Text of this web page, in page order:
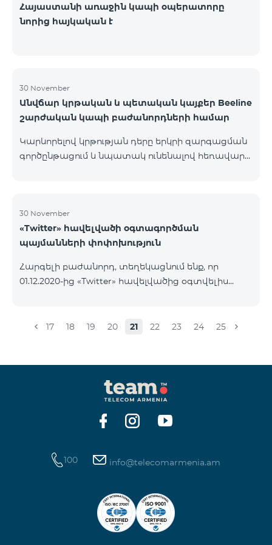
Հայաստանի առաջին կապի օպերատորը
նորից հայկական է
30 November
Անվճար կրթական և պետական կայքեր Beeline
շարժական կապի բաժանորդների համար
Կարևորելով կրթության դերը երկրի զարգացման
գործընթացում և նպատակ ունենալով հեռավար
անվճար կրթական և պետական հարթակների
ցանկը: Այսուհետ նշված կայքերի ինտերնետի
տարիֆիկացումը անվճար է` e-school Armenia`
https://lib.armedu.am/Էլեկտրոնային կրթական
նյութեր` http://esource.armedu.am/ Ուսուցողական
30 November
«Twitter» հավելվածի օգտագործման
պայմանների փոփոխություն
Հարգելի բաժանորդ, տեղեկացնում ենք, որ
01.12.2020-ից «Twitter» հավելվածից օգտվելիս
Ինտերնետ փաթեթ, ապա հավեվալծի
տարիֆիկացումը կիրականացվի համաձայն ձեր
սակագնային փաթեթի պայմանների։
17 18 19 20 21 22 23 24 25
100 info@telecomarmenia.am